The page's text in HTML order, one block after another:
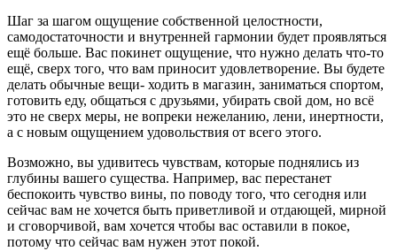
Шаг за шагом ощущение собственной целостности,
самодостаточности и внутренней гармонии будет проявляться
ещё больше. Вас покинет ощущение, что нужно делать что-то
ещё, сверх того, что вам приносит удовлетворение. Вы будете
делать обычные вещи- ходить в магазин, заниматься спортом,
готовить еду, общаться с друзьями, убирать свой дом, но всё
это не сверх меры, не вопреки нежеланию, лени, инертности,
а с новым ощущением удовольствия от всего этого.
Возможно, вы удивитесь чувствам, которые поднялись из
глубины вашего существа. Например, вас перестанет
беспокоить чувство вины, по поводу того, что сегодня или
сейчас вам не хочется быть приветливой и отдающей, мирной
и сговорчивой, вам хочется чтобы вас оставили в покое,
потому что сейчас вам нужен этот покой.